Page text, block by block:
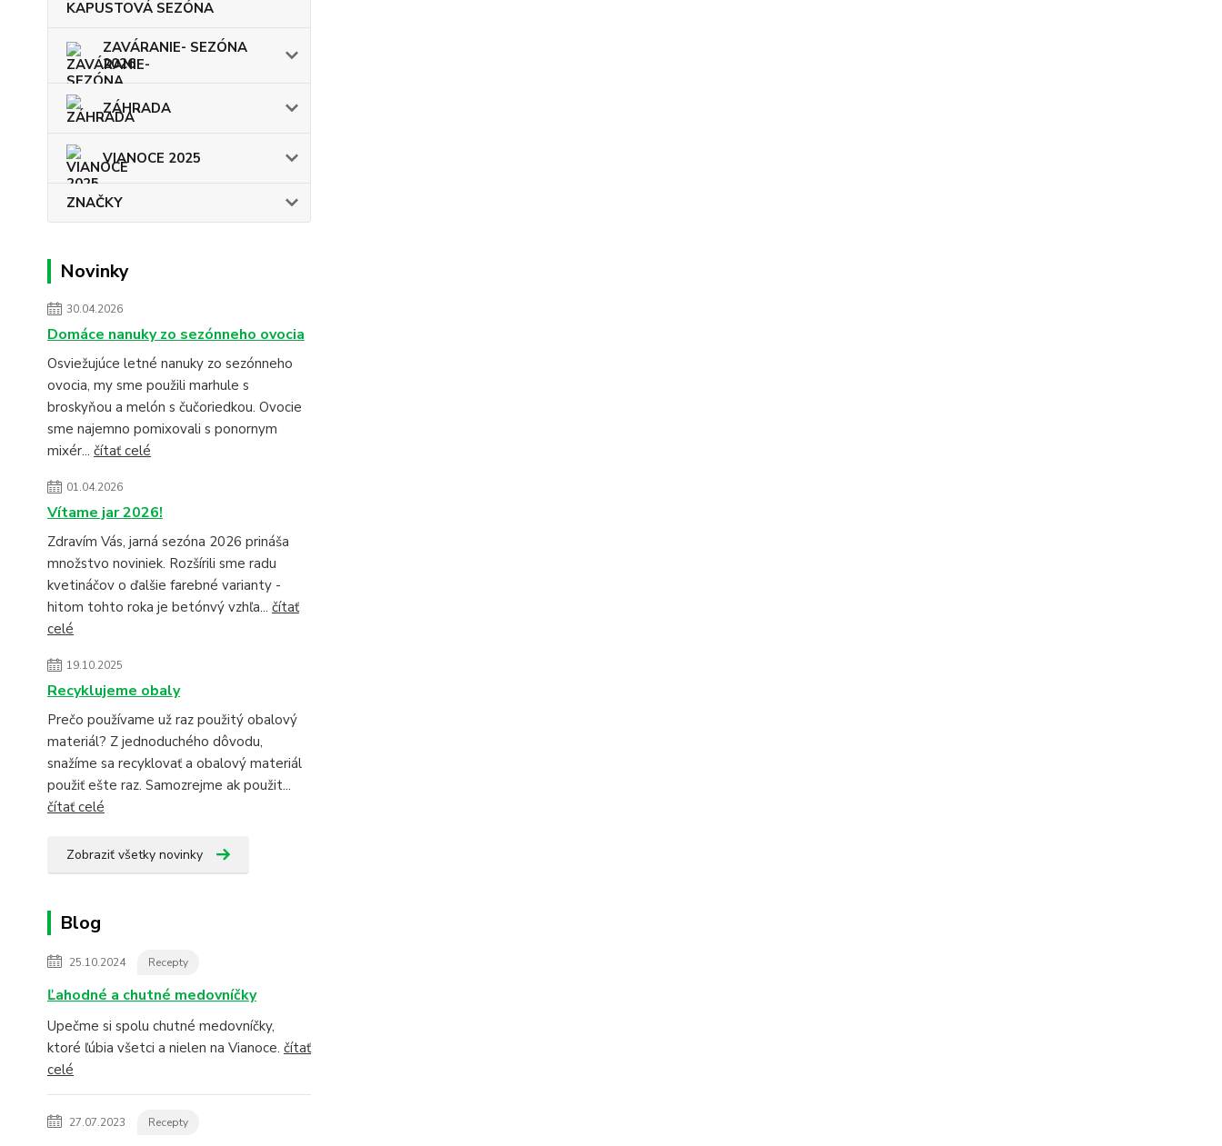
KAPUSTOVÁ SEZÓNA
ZAVÁRANIE- SEZÓNA
2026
ZÁHRADA
VIANOCE 2025
ZNAČKY
Novinky
30.04.2026
Domáce nanuky zo sezónneho ovocia
Osviežujúce letné nanuky zo sezónneho
ovocia, my sme použili marhule s
broskyňou a melón s čučoriedkou. Ovocie
sme najemno pomixovali s ponornym
mixér... čítať celé
01.04.2026
Vítame jar 2026!
Zdravím Vás, jarná sezóna 2026 prináša
množstvo noviniek. Rozšírili sme radu
kvetináčov o ďalšie farebné varianty -
hitom tohto roka je betónvý vzhľa... čítať
celé
19.10.2025
Recyklujeme obaly
Prečo používame už raz použitý obalový
materiál? Z jednoduchého dôvodu,
snažíme sa recyklovať a obalový materiál
použiť ešte raz. Samozrejme ak použit...
čítať celé
Zobraziť všetky novinky
Blog
25.10.2024 Recepty
Ľahodné a chutné medovníčky
Upečme si spolu chutné medovníčky,
ktoré ľúbia všetci a nielen na Vianoce. čítať
celé
27.07.2023 Recepty